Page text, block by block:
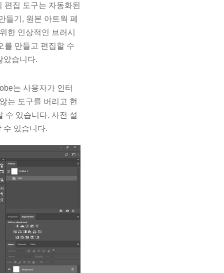
편집 도구는 자동화된
들기, 원본 아트웍 페
한 인상적인 브러시
를 만들고 편집할 수
았습니다.
는 사용자가 인터
는 도구를 버리고 현
수 있습니다. 사전 설
수 있습니다.